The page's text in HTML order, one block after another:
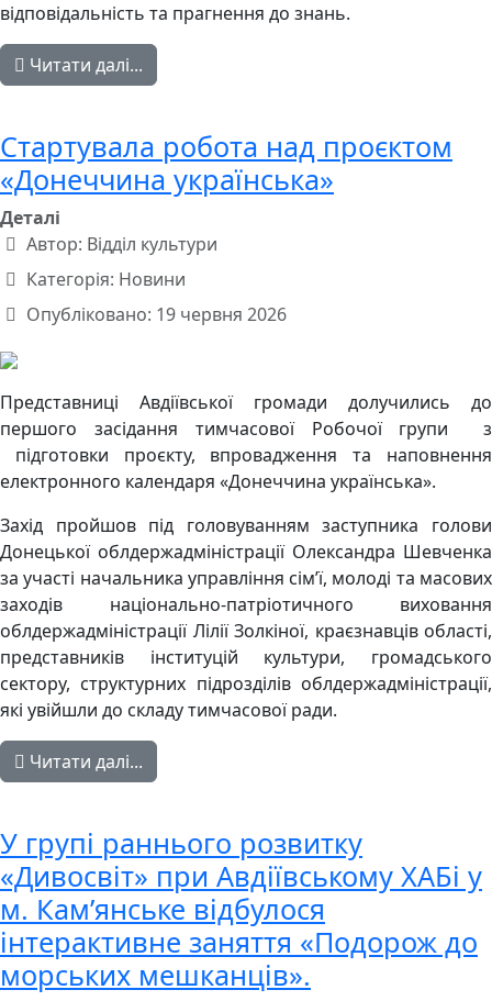
відповідальність та прагнення до знань.
Читати далі...
Стартувала робота над проєктом
«Донеччина українська»
Деталі
Автор: Відділ культури
Категорія: Новини
Опубліковано: 19 червня 2026
Представниці Авдіївської громади долучились до
першого засідання тимчасової Робочої групи з
підготовки проєкту, впровадження та наповнення
електронного календаря «Донеччина українська».
Захід пройшов під головуванням заступника голови
Донецької облдержадміністрації Олександра Шевченка
за участі начальника управління сім’ї, молоді та масових
заходів національно-патріотичного виховання
облдержадміністрації Лілії Золкіної, краєзнавців області,
представників інституцій культури, громадського
сектору, структурних підрозділів облдержадміністрації,
які увійшли до складу тимчасової ради.
Читати далі...
У групі раннього розвитку
«Дивосвіт» при Авдіївському ХАБі у
м. Кам’янське відбулося
інтерактивне заняття «Подорож до
морських мешканців».